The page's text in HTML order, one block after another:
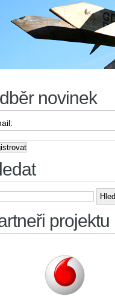
novinek
projektu